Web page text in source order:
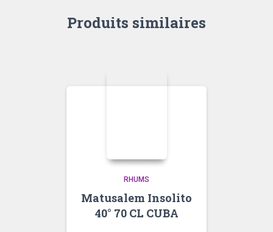
Produits similaires
RHUMS
Matusalem Insolito
40° 70 CL CUBA